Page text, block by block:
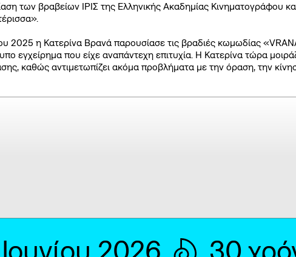
των βραβείων ΙΡΙΣ της Ελληνικής Ακαδημίας Κινηματογράφου
2025 η Κατερίνα Βρανά παρουσίασε τις βραδιές κωμωδίας
εγχείρημα που είχε αναπάντεχη επιτυχία. Η Κατερίνα τώρα
καθώς αντιμετωπίζει ακόμα προβλήματα με την όραση, την